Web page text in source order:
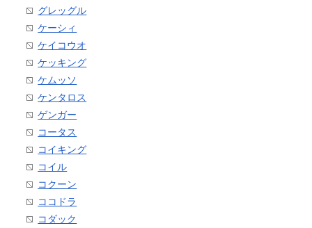
グレッグル
ケーシィ
ケイコウオ
ケッキング
ケムッソ
ケンタロス
ゲンガー
コータス
コイキング
コイル
コクーン
ココドラ
コダック